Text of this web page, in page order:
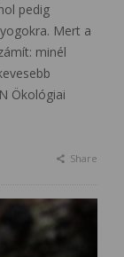
pedig
Mert a
minél
Ökológiai
Share